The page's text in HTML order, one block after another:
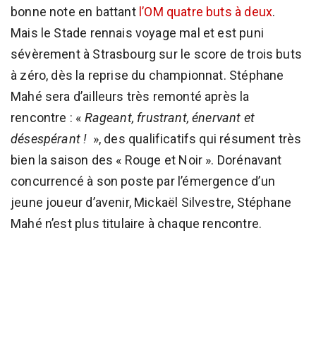
bonne note en battant l’OM quatre buts à deux.
Mais le Stade rennais voyage mal et est puni
sévèrement à Strasbourg sur le score de trois buts
à zéro, dès la reprise du championnat. Stéphane
Mahé sera d’ailleurs très remonté après la
rencontre : « Rageant, frustrant, énervant et
désespérant ! », des qualificatifs qui résument très
bien la saison des « Rouge et Noir ». Dorénavant
concurrencé à son poste par l’émergence d’un
jeune joueur d’avenir, Mickaël Silvestre, Stéphane
Mahé n’est plus titulaire à chaque rencontre.